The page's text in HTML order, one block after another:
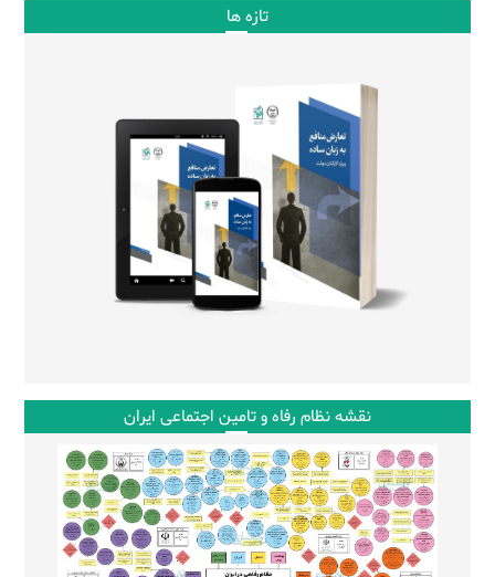
تازه ها
نقشه نظام رفاه و تامین اجتماعی ایران